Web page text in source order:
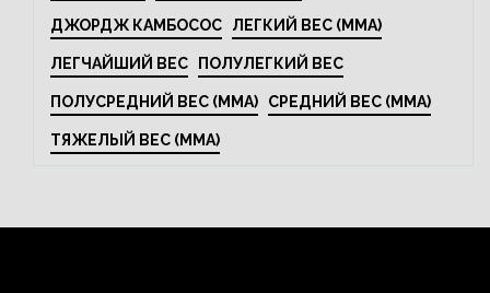
ДЖОРДЖ КАМБОСОС ЛЕГКИЙ ВЕС (MMA)
ЛЕГЧАЙШИЙ ВЕС ПОЛУЛЕГКИЙ ВЕС
ПОЛУСРЕДНИЙ ВЕС (MMA) СРЕДНИЙ ВЕС (MMA)
ТЯЖЕЛЫЙ ВЕС (MMA)